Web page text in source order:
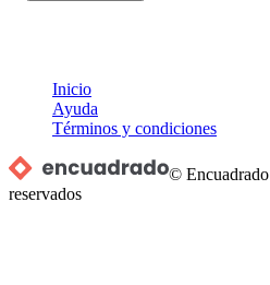
Inicio
Ayuda
Términos y condiciones
© Encuadrado
reservados